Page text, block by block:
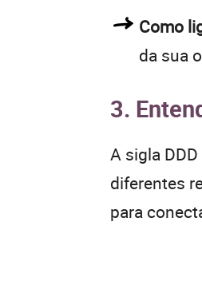
Como
da sua
3.
A sigla
diferentes
para